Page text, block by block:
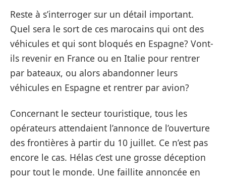
Reste à s’interroger sur un détail important.
Quel sera le sort de ces marocains qui ont des
véhicules et qui sont bloqués en Espagne? Vont-
ils revenir en France ou en Italie pour rentrer
par bateaux, ou alors abandonner leurs
véhicules en Espagne et rentrer par avion?
Concernant le secteur touristique, tous les
opérateurs attendaient l’annonce de l’ouverture
des frontières à partir du 10 juillet. Ce n’est pas
encore le cas. Hélas c’est une grosse déception
pour tout le monde. Une faillite annoncée en